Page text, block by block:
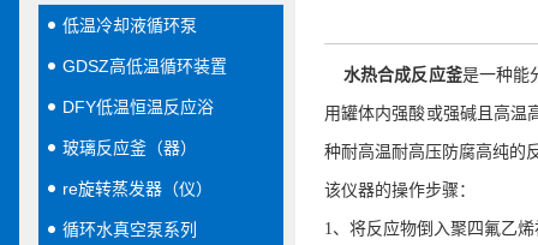
低温冷却液循环泵
GDSZ高低温循环装置
DFY低温恒温反应浴
玻璃反应釜（器）
re旋转蒸发器（仪）
循环水真空泵系列
水热合成反应釜是一种能
用罐体内强酸或强碱且高温
种耐高温耐高压防腐高纯的
该仪器的操作步骤：
1、将反应物倒入聚四氟乙